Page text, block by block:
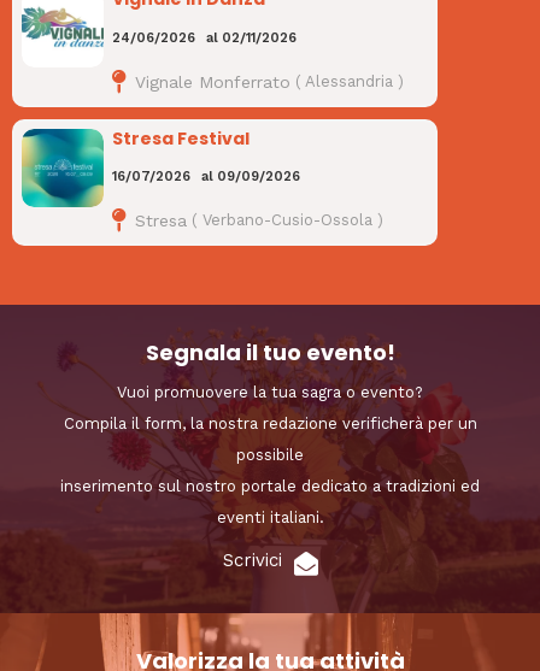
24/06/2026 al 02/11/2026
Vignale Monferrato ( Alessandria )
Stresa Festival
16/07/2026 al 09/09/2026
Stresa ( Verbano-Cusio-Ossola)
Segnala il tuo evento!
Vuoi promuovere la tua sagra o evento?
Compila il form, la nostra redazione verificherà per un
possibile
inserimento sul nostro portale dedicato a tradizioni ed
eventi italiani.
Scrivici
Valorizza la tua attività